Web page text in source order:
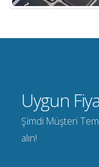
Uygun
Şimdi Müşteri
alın!